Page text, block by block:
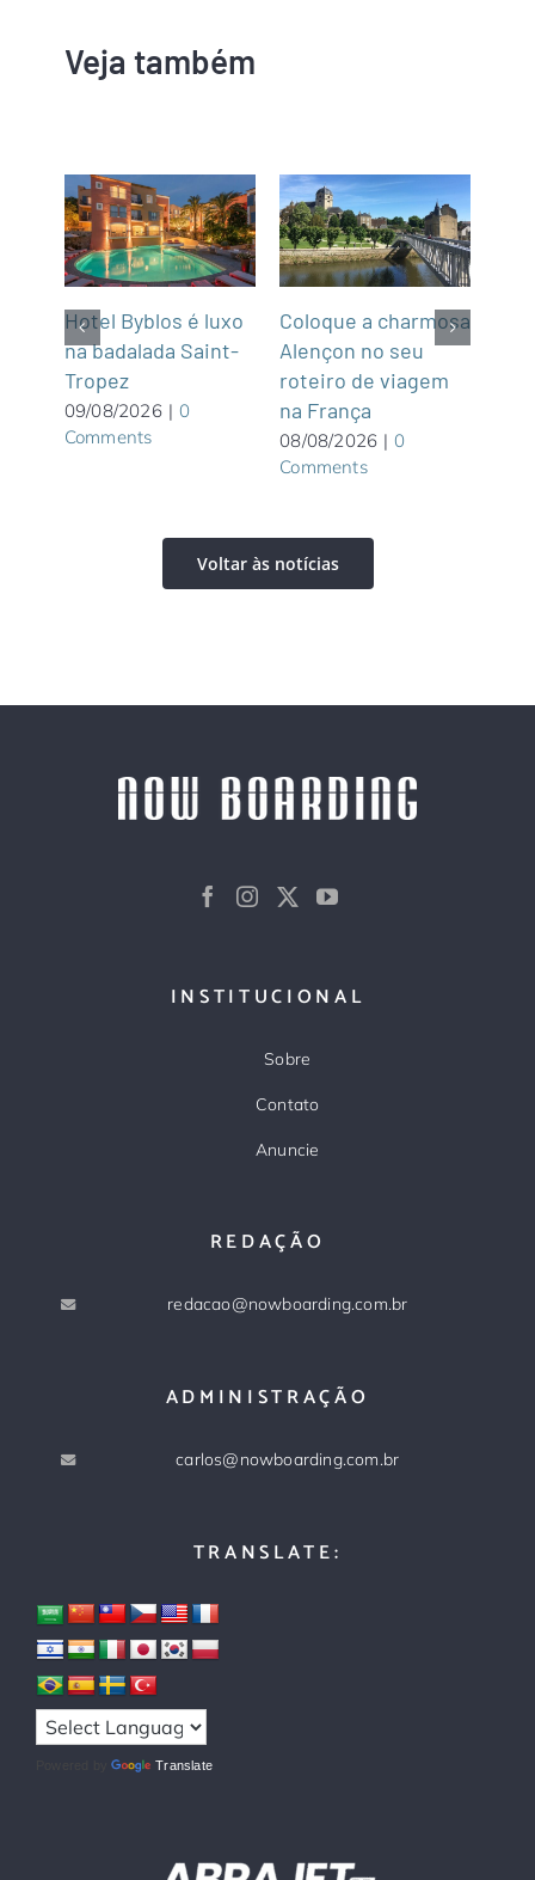
Veja também
Hotel Byblos é luxo
na badalada Saint-
Tropez
09/08/2026 | 0
Comments
Coloque a charmosa
Alençon no seu
roteiro de viagem
na França
08/08/2026 | 0
Comments
Voltar às notícias
INSTITUCIONAL
Sobre
Contato
Anuncie
REDAÇÃO
redacao@nowboarding.com.br
ADMINISTRAÇÃO
carlos@nowboarding.com.br
TRANSLATE:
Powered by Translate